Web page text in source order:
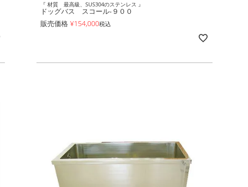
『 材質 最高級、SUS304のステンレス 』
ドッグバス スコール-９００
販売価格 ¥154,000税込